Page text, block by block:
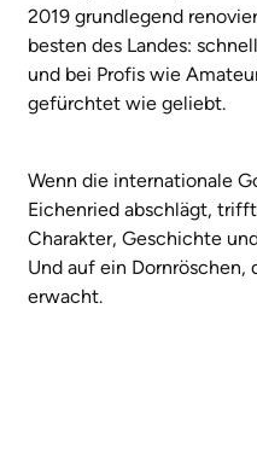
2019 grundlegend
besten des Landes:
und bei Profis wie
gefürchtet wie geliebt.
Wenn die internationale
Eichenried abschlägt,
Charakter, Geschichte
Und auf ein Dornröschen,
erwacht.